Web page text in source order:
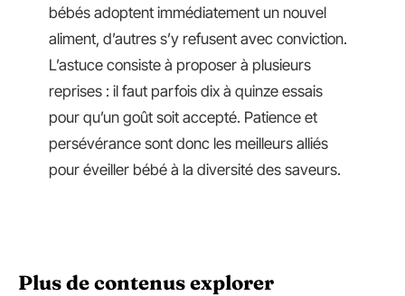
bébés adoptent immédiatement un nouvel
aliment, d’autres s’y refusent avec conviction.
L’astuce consiste à proposer à plusieurs
reprises : il faut parfois dix à quinze essais
pour qu’un goût soit accepté. Patience et
persévérance sont donc les meilleurs alliés
pour éveiller bébé à la diversité des saveurs.
Plus de contenus explorer